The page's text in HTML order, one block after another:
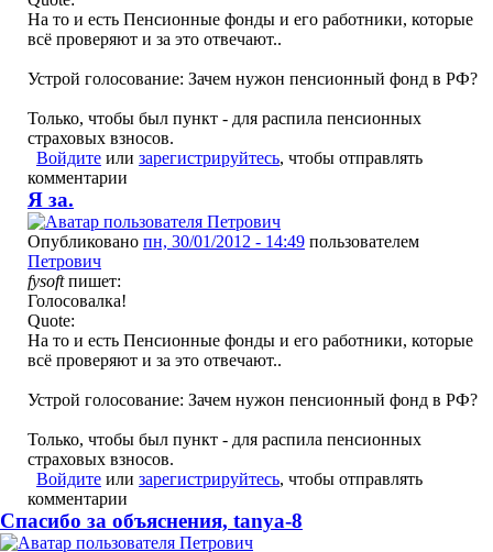
На то и есть Пенсионные фонды и его работники, которые
всё проверяют и за это отвечают..
Устрой голосование: Зачем нужон пенсионный фонд в РФ?
Только, чтобы был пункт - для распила пенсионных
страховых взносов.
Войдите или зарегистрируйтесь, чтобы отправлять
комментарии
Я за.
Опубликовано пн, 30/01/2012 - 14:49 пользователем
Петрович
fysoftпишет:
Голосовалка!
Quote:
На то и есть Пенсионные фонды и его работники, которые
всё проверяют и за это отвечают..
Устрой голосование: Зачем нужон пенсионный фонд в РФ?
Только, чтобы был пункт - для распила пенсионных
страховых взносов.
Войдите или зарегистрируйтесь, чтобы отправлять
комментарии
Спасибо за объяснения, tanya-8